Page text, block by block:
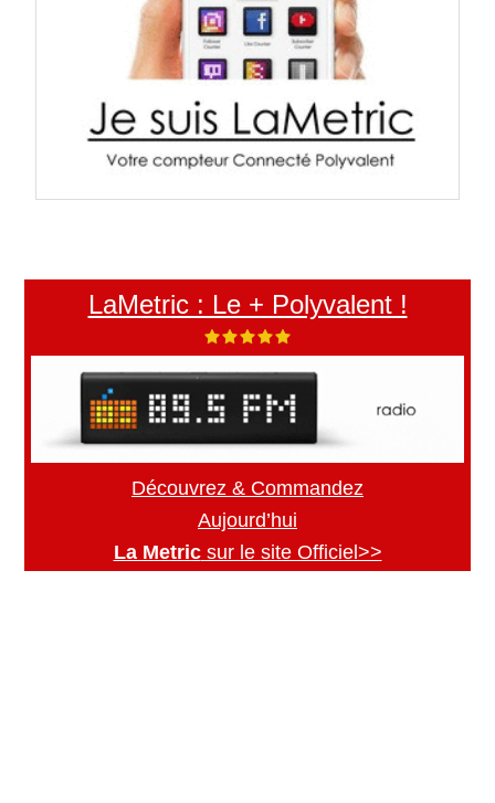
LaMetric : Le + Polyvalent !
Découvrez & Commandez
Aujourd’hui
La Metricsur le site Officiel>>